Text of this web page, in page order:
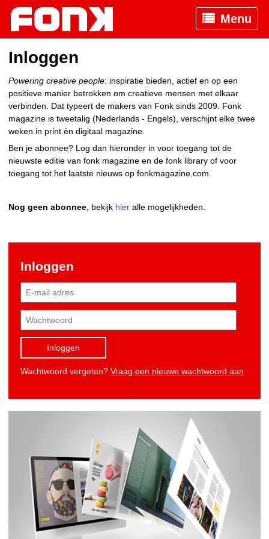
Menu
Inloggen
Powering creative people: inspiratie bieden, actief en op een
positieve manier betrokken om creatieve mensen met elkaar
verbinden. Dat typeert de makers van Fonk sinds 2009. Fonk
magazine is tweetalig (Nederlands - Engels), verschijnt elke twee
weken in print èn digitaal magazine.
Ben je abonnee? Log dan hieronder in voor toegang tot de
nieuwste editie van fonk magazine en de fonk library of voor
toegang tot het laatste nieuws op fonkmagazine.com.
Nog geen abonnee , bekijk hier alle mogelijkheden.
Inloggen
Inloggen
Wachtwoord vergeten? Vraag een nieuwe wachtwoord aan